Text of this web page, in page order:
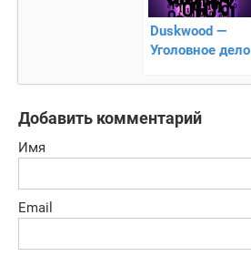
Duskwood —
Уголовное дело
игры
Добавить комментарий
Имя
Email